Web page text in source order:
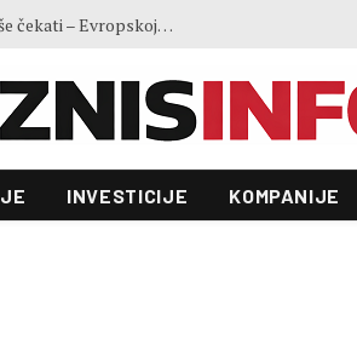
Ministar Forto: Profesionalni vozači ne mogu više čekati – Evropskoj komisiji ponudili smo provodivo rješenje
INVESTICIJE KOMPANIJE